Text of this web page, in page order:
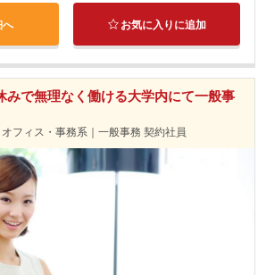
お気に入りに追加
みで無理なく働ける大学内にて一般事
フィス・事務系｜一般事務 契約社員